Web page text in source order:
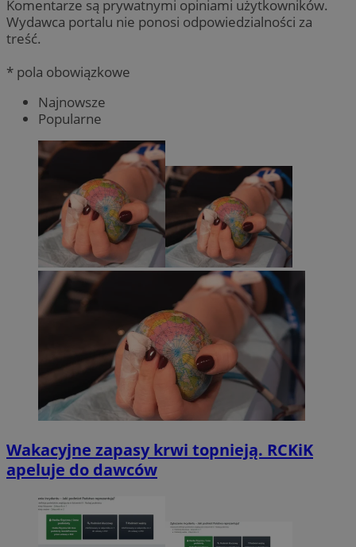
Komentarze są prywatnymi opiniami użytkowników.
Wydawca portalu nie ponosi odpowiedzialności za
treść.
* pola obowiązkowe
Najnowsze
Popularne
Wakacyjne zapasy krwi topnieją. RCKiK
apeluje do dawców